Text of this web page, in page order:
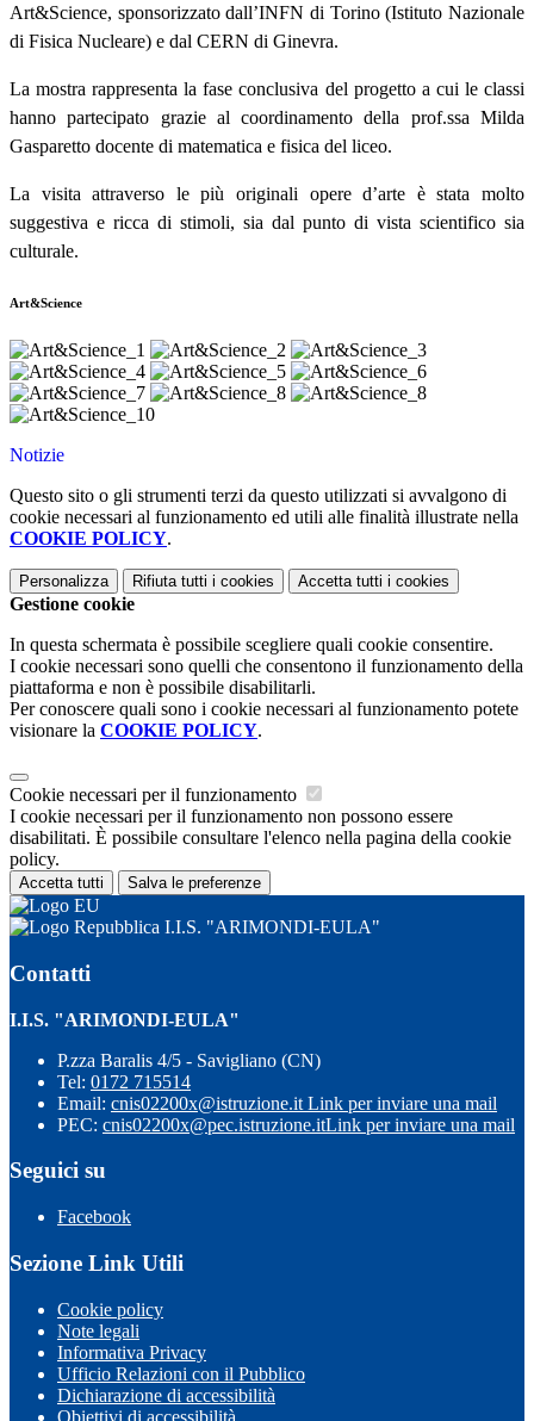
Art&Science, sponsorizzato dall’INFN di Torino (Istituto Nazionale
di Fisica Nucleare) e dal CERN di Ginevra.
La mostra rappresenta la fase conclusiva del progetto a cui le classi
hanno partecipato grazie al coordinamento della prof.ssa Milda
Gasparetto docente di matematica e fisica del liceo.
La visita attraverso le più originali opere d’arte è stata molto
suggestiva e ricca di stimoli, sia dal punto di vista scientifico sia
culturale.
Art&Science
Notizie
Questo sito o gli strumenti terzi da questo utilizzati si avvalgono di
cookie necessari al funzionamento ed utili alle finalità illustrate nella
COOKIE POLICY.
Personalizza Rifiuta tutti i cookies Accetta tutti i cookies
Gestione cookie
In questa schermata è possibile scegliere quali cookie consentire.
I cookie necessari sono quelli che consentono il funzionamento della
piattaforma e non è possibile disabilitarli.
Per conoscere quali sono i cookie necessari al funzionamento potete
visionare la COOKIE POLICY.
Cookie necessari per il funzionamento
I cookie necessari per il funzionamento non possono essere
disabilitati. È possibile consultare l'elenco nella pagina della cookie
policy.
Accetta tutti Salva le preferenze
I.I.S. "ARIMONDI-EULA"
Contatti
I.I.S. "ARIMONDI-EULA"
P.zza Baralis 4/5 - Savigliano (CN)
Tel: 0172 715514
Email: cnis02200x@istruzione.it Link per inviare una mail
PEC: cnis02200x@pec.istruzione.itLink per inviare una mail
Seguici su
Facebook
Sezione Link Utili
Cookie policy
Note legali
Informativa Privacy
Ufficio Relazioni con il Pubblico
Dichiarazione di accessibilità
Obiettivi di accessibilità